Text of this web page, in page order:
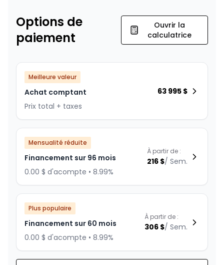
Options de
paiement
Ouvrir la
calculatrice
Meilleure valeur
Achat comptant
Prix total + taxes
63 995 $
Mensualité réduite
Financement sur 96 mois
0.00 $ d'acompte • 8.99%
À partir de :
216 $/ Sem.
Plus populaire
Financement sur 60 mois
0.00 $ d'acompte • 8.99%
À partir de :
306 $/ Sem.